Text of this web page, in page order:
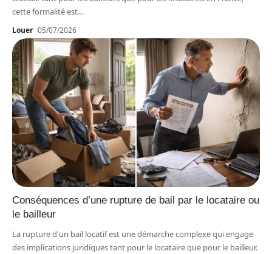
cette formalité est…
Louer 05/07/2026
Conséquences d’une rupture de bail par le locataire ou
le bailleur
La rupture d'un bail locatif est une démarche complexe qui engage
des implications juridiques tant pour le locataire que pour le bailleur.